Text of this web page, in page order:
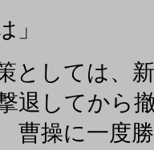
」
としては、
退してから
曹操に一度